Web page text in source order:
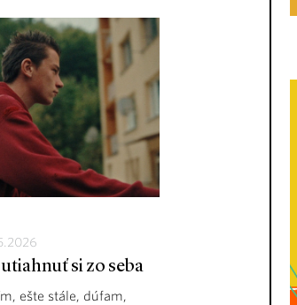
si zo seba
ešte stále, dúfam,